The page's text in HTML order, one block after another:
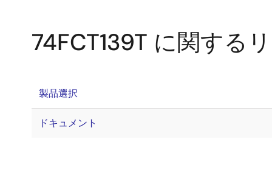
74FCT139T に関する
製品選択
ドキュメント